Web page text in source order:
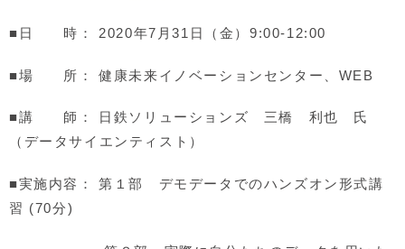
■日 時： 2020年7月31日（金）9:00-12:00
■場 所： 健康未来イノベーションセンター、WEB
■講 師： 日鉄ソリューションズ 三橋 利也 氏
（データサイエンティスト）
■実施内容：第１部 デモデータでのハンズオン形式講
習 (70分)